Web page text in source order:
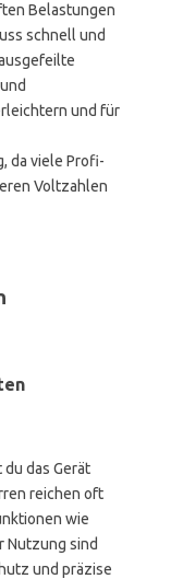
Belastungen
schnell und
und für
da viele Profi-
Voltzahlen
das Gerät
reichen oft
wie
Nutzung sind
und präzise